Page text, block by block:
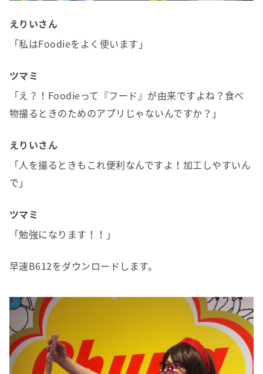
えりいさん
「私はFoodieをよく使います」
ツマミ
「え？！Foodieって『フード』が由来ですよね？食べ
物撮るときのためのアプリじゃないんですか？」
えりいさん
「人を撮るときもこれ便利なんですよ！加工しやすいん
で」
ツマミ
「勉強になります！！」
早速B612をダウンロードします。